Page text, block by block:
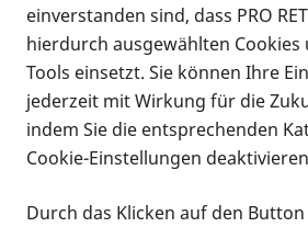
Infomaterial
Infomaterial
Vorlesen
einverstanden sind, dass PRO
hierdurch ausgewählten Cookies
Tools einsetzt. Sie können Ihre
jederzeit mit Wirkung für die
indem Sie die entsprechenden
Cookie-Einstellungen
Durch das Klicken auf den Button